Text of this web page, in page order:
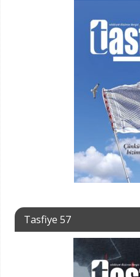
Tasfiye 57